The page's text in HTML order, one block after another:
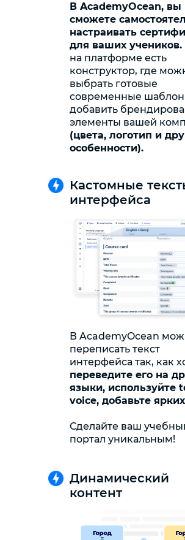
В AcademyOcean
переписать текст
интерфейса так, как
переведите его на
языки, используйте
voice, добавьте
Сделайте ваш
портал уникальным!
Кастомные
интерфейса
В AcademyOcean, вы
сможете
настраивать
для ваших учеников.
на платформе есть
конструктор, где
выбрать готовые
современные
добавить
элементы вашей
(цвета, логотип и
особенности).
Динамический
контент